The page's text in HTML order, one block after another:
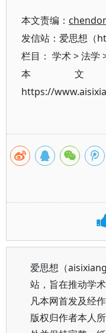
本文责编：
发信站：爱思想（
栏目： 学术>法学
本
https://
爱思想（
站，旨在推动学
凡本网首发及经
版权归作者本人